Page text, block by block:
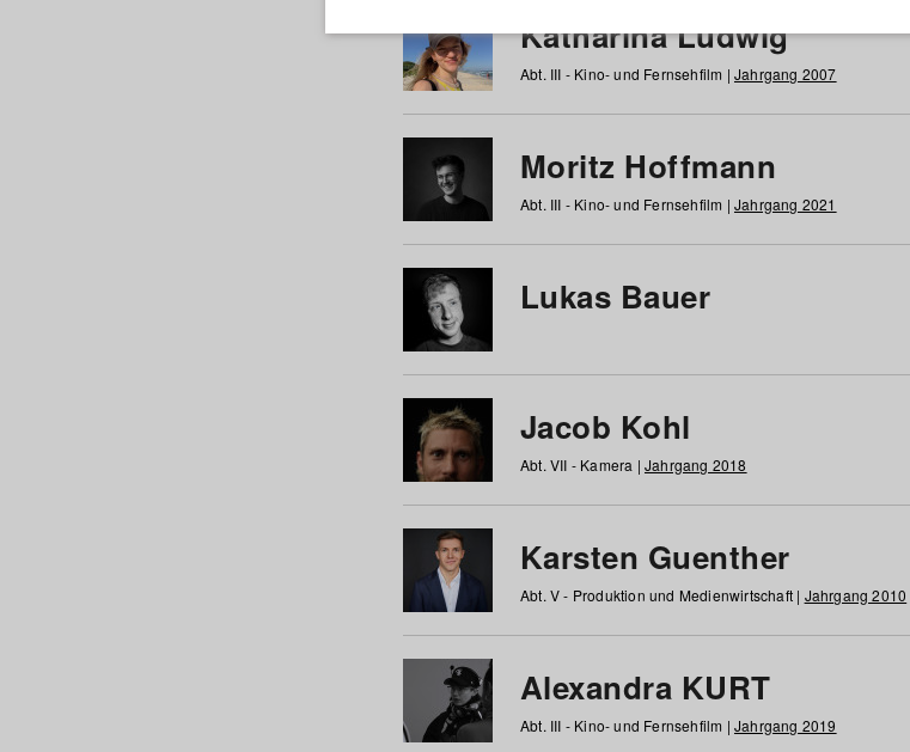
Katharina Ludwig
Abt. III - Kino- und Fernsehfilm | Jahrgang 2007
Moritz Hoffmann
Abt. III - Kino- und Fernsehfilm | Jahrgang 2021
Lukas Bauer
Jacob Kohl
Abt. VII - Kamera | Jahrgang 2018
Karsten Guenther
Abt. V - Produktion und Medienwirtschaft | Jahrgang 2010
Alexandra KURT
Abt. III - Kino- und Fernsehfilm | Jahrgang 2019